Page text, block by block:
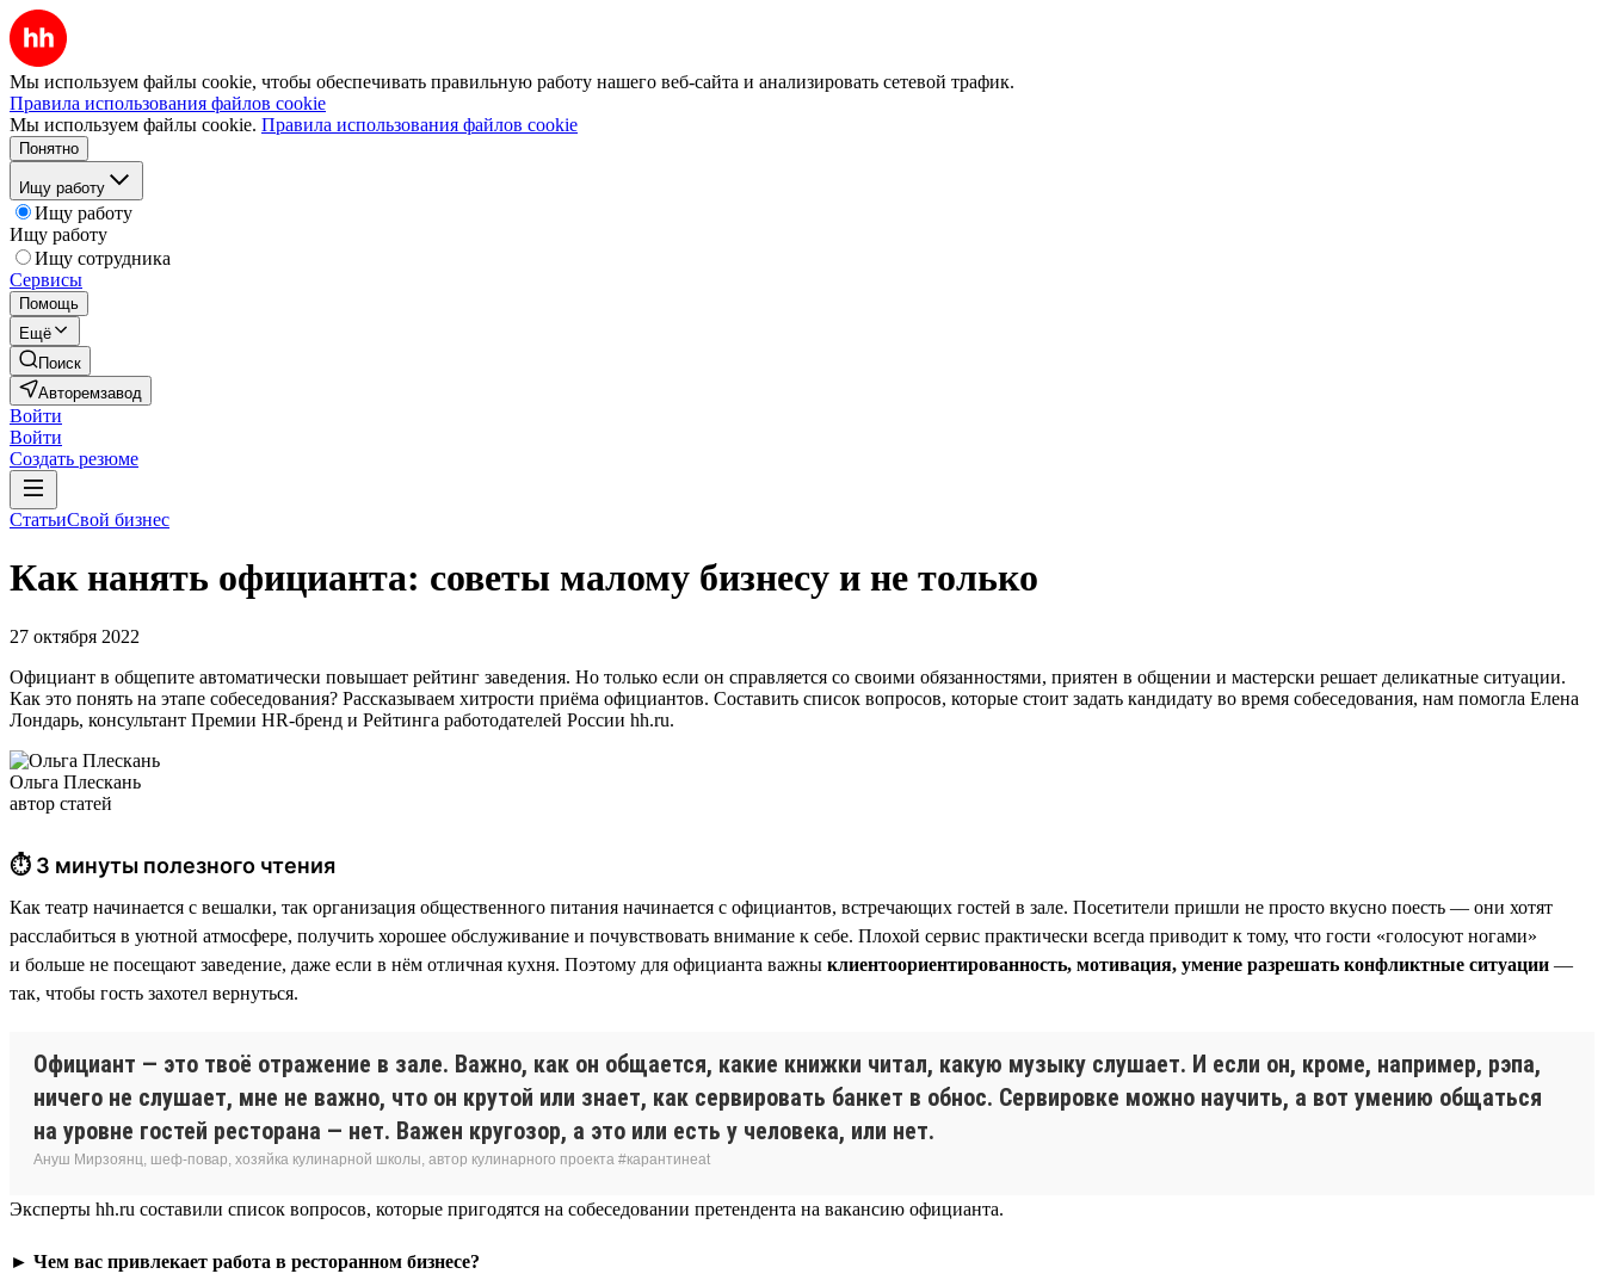
Мы используем файлы cookie, чтобы обеспечивать правильную работу нашего веб-сайта и анализировать сетевой трафик.
Правила использования файлов cookie
Мы используем файлы cookie. Правила использования файлов cookie
Понятно
Ищу работу
Ищу работу
Ищу работу
Ищу сотрудника
Сервисы
Помощь
Ещё
Поиск
Авторемзавод
Войти
Войти
Создать резюме
СтатьиСвой бизнес
Как нанять официанта: советы малому бизнесу и не только
27 октября 2022
Официант в общепите автоматически повышает рейтинг заведения. Но только если он справляется со своими обязанностями, приятен в общении и мастерски решает деликатные ситуации.
Как это понять на этапе собеседования? Рассказываем хитрости приёма официантов. Составить список вопросов, которые стоит задать кандидату во время собеседования, нам помогла Елена
Лондарь, консультант Премии HR-бренд и Рейтинга работодателей России hh.ru.
Ольга Плескань
автор статей
⏱ 3 минуты полезного чтения
Как театр начинается с вешалки, так организация общественного питания начинается с официантов, встречающих гостей в зале. Посетители пришли не просто вкусно поесть — они хотят
расслабиться в уютной атмосфере, получить хорошее обслуживание и почувствовать внимание к себе. Плохой сервис практически всегда приводит к тому, что гости «голосуют ногами»
и больше не посещают заведение, даже если в нём отличная кухня. Поэтому для официанта важны клиентоориентированность, мотивация, умение разрешать конфликтные ситуации —
так, чтобы гость захотел вернуться.
Официант — это твоё отражение в зале. Важно, как он общается, какие книжки читал, какую музыку слушает. И если он, кроме, например, рэпа,
ничего не слушает, мне не важно, что он крутой или знает, как сервировать банкет в обнос. Сервировке можно научить, а вот умению общаться
на уровне гостей ресторана — нет. Важен кругозор, а это или есть у человека, или нет.
Ануш Мирзоянц, шеф-повар, хозяйка кулинарной школы, автор кулинарного проекта #карантинeat
Эксперты hh.ru составили список вопросов, которые пригодятся на собеседовании претендента на вакансию официанта.
► Чем вас привлекает работа в ресторанном бизнесе?